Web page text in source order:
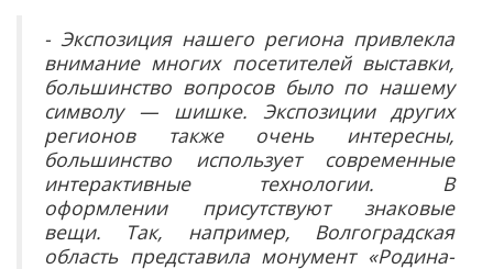
- Экспозиция нашего региона привлекла
внимание многих посетителей выставки,
большинство вопросов было по нашему
символу — шишке. Экспозиции других
регионов также очень интересны,
большинство использует современные
интерактивные технологии. В
оформлении присутствуют знаковые
вещи. Так, например, Волгоградская
область представила монумент «Родина-